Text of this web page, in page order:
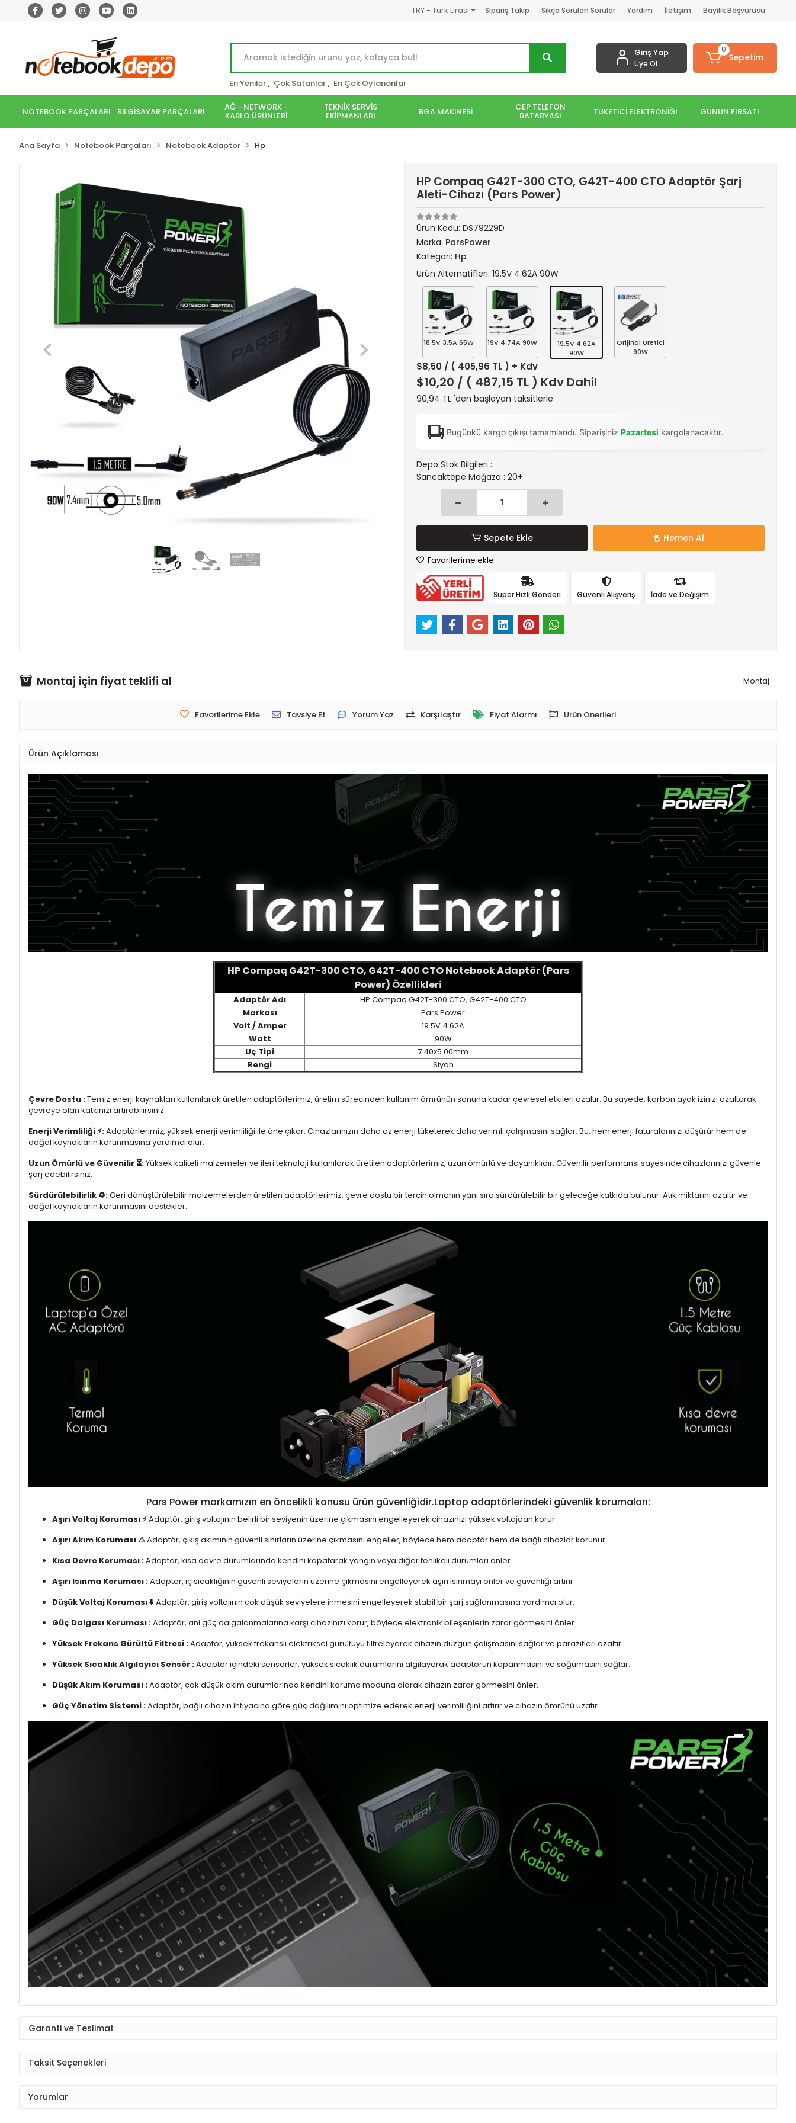
TRY - Türk Lirası Sipariş Takip Sıkça Sorulan Sorular Yardım İletişim Bayilik Başvurusu
En Yeniler , Çok Satanlar , En Çok Oylananlar
Giriş Yap
Üye Ol
0
Sepetim
NOTEBOOK PARÇALARI BİLGİSAYAR PARÇALARI AĞ - NETWORK -
KABLO ÜRÜNLERİ
TEKNİK SERVİS
EKİPMANLARI BGA MAKİNESİ CEP TELEFON
BATARYASI TÜKETİCİ ELEKTRONİĞİ GÜNÜN FIRSATI
Ana Sayfa Notebook Parçaları Notebook Adaptör Hp
HP Compaq G42T-300 CTO, G42T-400 CTO Adaptör Şarj
Aleti-Cihazı (Pars Power)
Ürün Kodu: DS79229D
Marka: ParsPower
Kategori: Hp
Ürün Alternatifleri: 19.5V 4.62A 90W
18.5V 3.5A 65W 19V 4.74A 90W
19.5V 4.62A
90W
Orijinal Üretici
90W
$8,50 / ( 405,96 TL ) + Kdv
$10,20 / ( 487,15 TL ) Kdv Dahil
90,94 TL 'den başlayan taksitlerle
Bugünkü kargo çıkışı tamamlandı. Siparişiniz Pazartesi kargolanacaktır.
Depo Stok Bilgileri :
Sancaktepe Mağaza : 20+
Sepete Ekle Hemen Al
Favorilerime ekle
Süper Hızlı Gönderi Güvenli Alışveriş İade ve Değişim
Montaj için fiyat teklifi al Montaj
Favorilerime Ekle Tavsiye Et Yorum Yaz Karşılaştır Fiyat Alarmı Ürün Önerileri
Ürün Açıklaması
HP Compaq G42T-300 CTO, G42T-400 CTO Notebook Adaptör (Pars
Power) Özellikleri
Adaptör Adı
HP Compaq G42T-300 CTO, G42T-400 CTO
Markası
Pars Power
Volt / Amper
19.5V 4.62A
Watt
90W
Uç Tipi
7.40x5.00mm
Rengi
Siyah
Çevre Dostu :Temiz enerji kaynakları kullanılarak üretilen adaptörlerimiz, üretim sürecinden kullanım ömrünün sonuna kadar çevresel etkileri azaltır. Bu sayede, karbon ayak izinizi azaltarak
çevreye olan katkınızı artırabilirsiniz.
Enerji Verimliliği ⚡:Adaptörlerimiz, yüksek enerji verimliliği ile öne çıkar. Cihazlarınızın daha az enerji tüketerek daha verimli çalışmasını sağlar. Bu, hem enerji faturalarınızı düşürür hem de
doğal kaynakların korunmasına yardımcı olur.
Uzun Ömürlü ve Güvenilir ⏳:Yüksek kaliteli malzemeler ve ileri teknoloji kullanılarak üretilen adaptörlerimiz, uzun ömürlü ve dayanıklıdır. Güvenilir performansı sayesinde cihazlarınızı güvenle
şarj edebilirsiniz.
Sürdürülebilirlik ♻️:Geri dönüştürülebilir malzemelerden üretilen adaptörlerimiz, çevre dostu bir tercih olmanın yanı sıra sürdürülebilir bir geleceğe katkıda bulunur. Atık miktarını azaltır ve
doğal kaynakların korunmasını destekler.
Pars Power markamızın en öncelikli konusu ürün güvenliğidir.Laptop adaptörlerindeki güvenlik korumaları:
Aşırı Voltaj Koruması ⚡Adaptör, giriş voltajının belirli bir seviyenin üzerine çıkmasını engelleyerek cihazınızı yüksek voltajdan korur.
Aşırı Akım Koruması ⚠️Adaptör, çıkış akımının güvenli sınırların üzerine çıkmasını engeller, böylece hem adaptör hem de bağlı cihazlar korunur.
Kısa Devre Koruması :Adaptör, kısa devre durumlarında kendini kapatarak yangın veya diğer tehlikeli durumları önler.
Aşırı Isınma Koruması :Adaptör, iç sıcaklığının güvenli seviyelerin üzerine çıkmasını engelleyerek aşırı ısınmayı önler ve güvenliği artırır.
Düşük Voltaj Koruması ⬇️Adaptör, giriş voltajının çok düşük seviyelere inmesini engelleyerek stabil bir şarj sağlanmasına yardımcı olur.
Güç Dalgası Koruması :Adaptör, ani güç dalgalanmalarına karşı cihazınızı korur, böylece elektronik bileşenlerin zarar görmesini önler.
Yüksek Frekans Gürültü Filtresi :Adaptör, yüksek frekanslı elektriksel gürültüyü filtreleyerek cihazın düzgün çalışmasını sağlar ve parazitleri azaltır.
Yüksek Sıcaklık Algılayıcı Sensör :Adaptör içindeki sensörler, yüksek sıcaklık durumlarını algılayarak adaptörün kapanmasını ve soğumasını sağlar.
Düşük Akım Koruması :Adaptör, çok düşük akım durumlarında kendini koruma moduna alarak cihazın zarar görmesini önler.
Güç Yönetim Sistemi :Adaptör, bağlı cihazın ihtiyacına göre güç dağılımını optimize ederek enerji verimliliğini artırır ve cihazın ömrünü uzatır.
Garanti ve Teslimat
Taksit Seçenekleri
Yorumlar